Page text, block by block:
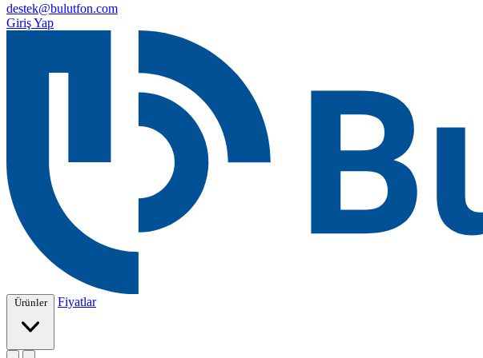
destek@bulutfon.com
Giriş Yap
Ürünler Fiyatlar